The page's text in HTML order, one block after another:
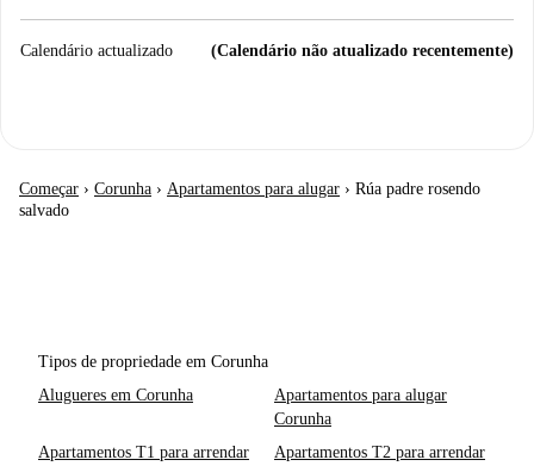
Calendário actualizado (Calendário não atualizado recentemente)
Começar › Corunha › Apartamentos para alugar › Rúa padre rosendo
salvado
Tipos de propriedade em Corunha
Alugueres em Corunha
Apartamentos para alugar
Corunha
Apartamentos T1 para arrendar
Apartamentos T2 para arrendar